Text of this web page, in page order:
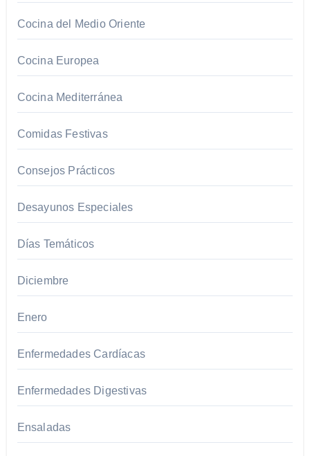
Cocina del Medio Oriente
Cocina Europea
Cocina Mediterránea
Comidas Festivas​
Consejos Prácticos
Desayunos Especiales
Días Temáticos
Diciembre
Enero
Enfermedades Cardíacas​
Enfermedades Digestivas
Ensaladas